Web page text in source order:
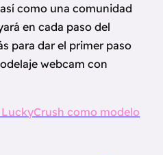
como una comunidad
en cada paso del
para dar el primer paso
webcam con
como modelo